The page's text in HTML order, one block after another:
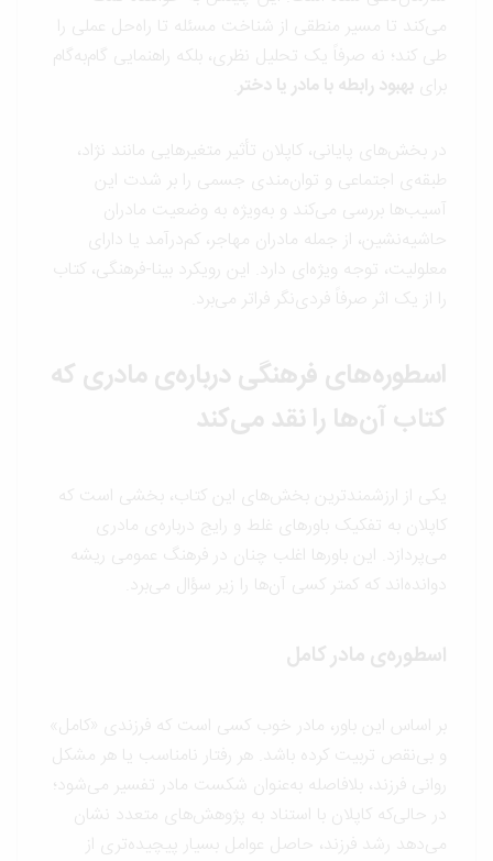
می‌کند تا مسیر منطقی از شناخت مسئله تا راه‌حل عملی را
طی کند؛ نه صرفاً یک تحلیل نظری، بلکه راهنمایی گام‌به‌گام
بهبود رابطه با مادر یا دختر .
در بخش‌های پایانی، کاپلان تأثیر متغیرهایی مانند نژاد،
طبقه‌ی اجتماعی و توان‌مندی جسمی را بر شدت این
آسیب‌ها بررسی می‌کند و به‌ویژه به وضعیت مادران
حاشیه‌نشین، از جمله مادران مهاجر، کم‌درآمد یا دارای
معلولیت، توجه ویژه‌ای دارد. این رویکرد بینا-فرهنگی، کتاب
را از یک اثر صرفاً فردی‌نگر فراتر می‌برد.
اسطوره‌های فرهنگی درباره‌ی مادری که
کتاب آن‌ها را نقد می‌کند
یکی از ارزشمندترین بخش‌های این کتاب، بخشی است که
کاپلان به تفکیک باورهای غلط و رایج درباره‌ی مادری
می‌پردازد. این باورها اغلب چنان در فرهنگ عمومی ریشه
دوانده‌اند که کمتر کسی آن‌ها را زیر سؤال می‌برد.
اسطوره‌ی مادر کامل
بر اساس این باور، مادر خوب کسی است که فرزندی «کامل»
و بی‌نقص تربیت کرده باشد. هر رفتار نامناسب یا هر مشکل
روانی فرزند، بلافاصله به‌عنوان شکست مادر تفسیر می‌شود؛
در حالی‌که کاپلان با استناد به پژوهش‌های متعدد نشان
می‌دهد رشد فرزند، حاصل عوامل بسیار پیچیده‌تری از